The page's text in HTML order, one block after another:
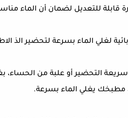
قابلة للتعديل لضمان أن الماء
لغلي الماء بسرعة لتحضير الذ
التحضير أو علبة من
يغلي الماء بسرعة.